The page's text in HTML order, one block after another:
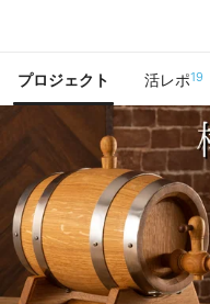
プロジェクト 活レポ19